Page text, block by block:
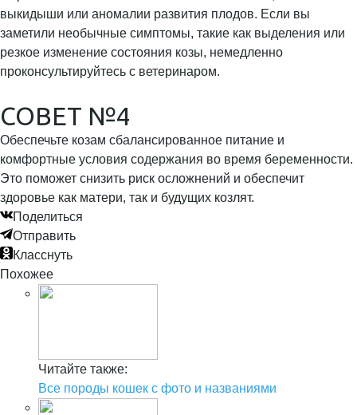
выкидыши или аномалии развития плодов. Если вы
заметили необычные симптомы, такие как выделения или
резкое изменение состояния козы, немедленно
проконсультируйтесь с ветеринаром.
СОВЕТ №4
Обеспечьте козам сбалансированное питание и
комфортные условия содержания во время беременности.
Это поможет снизить риск осложнений и обеспечит
здоровье как матери, так и будущих козлят.
Поделиться
Отправить
Класснуть
Похожее
Читайте также:
Все породы кошек с фото и названиями